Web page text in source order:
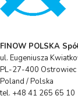
FINOW POLSKA
ul. Eugeniusza
PL-27-400 Ostrowiec
Poland / Polska
tel. +48 41 265 65 10